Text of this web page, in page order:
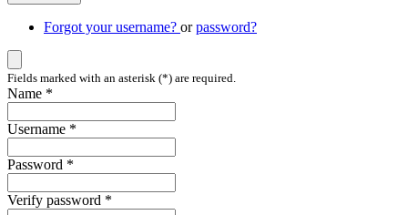
Forgot your username? orpassword?
Fields marked with an asterisk (*) are required.
Name *
Username *
Password *
Verify password *